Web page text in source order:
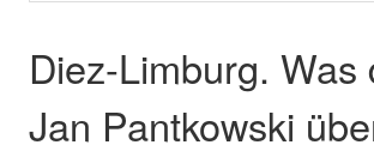
Diez-Limburg.
Jan Pantkowski